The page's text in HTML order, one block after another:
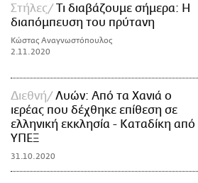
Στήλες
Τι διαβάζουμε σήμερα: Η
διαπόμπευση του πρύτανη
Κώστας Αναγνωστόπουλος
2.11.2020
Διεθνή
Λυών: Από τα Χανιά ο
ιερέας που δέχθηκε επίθεση σε
ελληνική εκκλησία - Καταδίκη από
ΥΠΕΞ
31.10.2020